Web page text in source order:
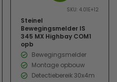
SKU: 4.01E+12
Steinel
Bewegingsmelder IS
345 MX Highbay COM1
opb
Bewegingsmelder
Montage opbouw
Detectiebereik 30x4m